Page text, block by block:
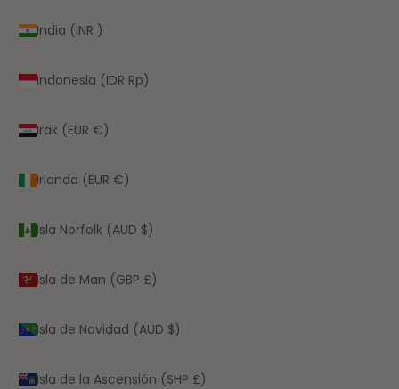
India (INR ₹)
Indonesia (IDR Rp)
Irak (EUR €)
Irlanda (EUR €)
Isla Norfolk (AUD $)
Isla de Man (GBP £)
Isla de Navidad (AUD $)
Isla de la Ascensión (SHP £)